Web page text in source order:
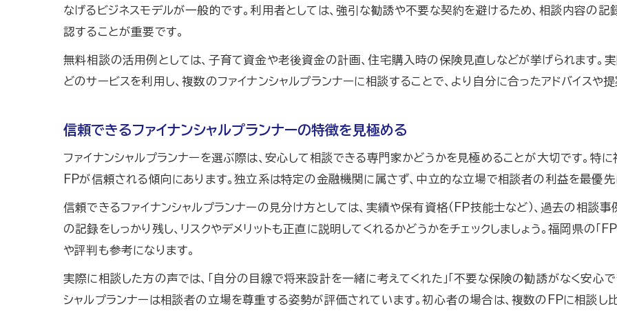
信頼できるファイナンシャルプランナーの選び方とは
ファイナンシャルプランナー選定で失敗しない方法
口コミで分かるファイナンシャルプランナーの信頼度
保険診断に役立つ無料FPサービス徹底解説
ファイナンシャルプランナー無料サービスの特徴を比較
保険チャンネルを通じたFP相談のメリットを解説
保険見直しで無料FPサービスが選ばれる理由
ファイナンシャルプランナーの資格級にも注目しよう
安心感あるファイナンシャルプランナー相談体験
ファイナンシャルプランナー相談の安心感とは何か
なげるビジネスモデルが一般的です。利用者としては、強引な勧誘や不要な契約を避けるため、相談内容の
認することが重要です。
無料相談の活用例としては、子育て資金や老後資金の計画、住宅購入時の保険見直しなどが挙げられます。実
どのサービスを利用し、複数のファイナンシャルプランナーに相談することで、より自分に合ったアドバイスや
信頼できるファイナンシャルプランナーの特徴を見極める
ファイナンシャルプランナーを選ぶ際は、安心して相談できる専門家かどうかを見極めることが大切です。特
FPが信頼される傾向にあります。独立系は特定の金融機関に属さず、中立的な立場で相談者の利益を最優先
信頼できるファイナンシャルプランナーの見分け方としては、実績や保有資格（FP技能士など）、過去の相談事
の記録をしっかり残し、リスクやデメリットも正直に説明してくれるかどうかをチェックしましょう。福岡県の「
や評判も参考になります。
実際に相談した方の声では、「自分の目線で将来設計を一緒に考えてくれた」「不要な保険の勧誘がなく安心で
シャルプランナーは相談者の立場を尊重する姿勢が評価されています。初心者の場合は、複数のFPに相談し